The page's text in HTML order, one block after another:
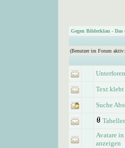
Gegen Bilderklau - Das
(Benutzer im Forum
Text klebt
Suche
Avatare
anzeigen